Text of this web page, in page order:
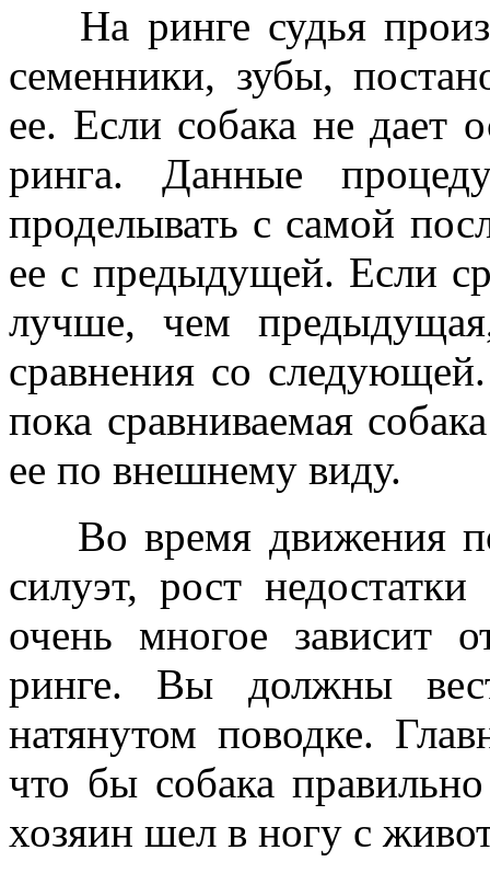
На ринге судья
семенники, зубы,
ее. Если собака не дает
ринга. Данные
проделывать с самой
ее с предыдущей. Если
лучше, чем
сравнения со
пока сравниваемая
ее по внешнему виду.
Во время движения
силуэт, рост
очень многое зависит
ринге. Вы должны
натянутом поводке.
что бы собака
хозяин шел в ногу с